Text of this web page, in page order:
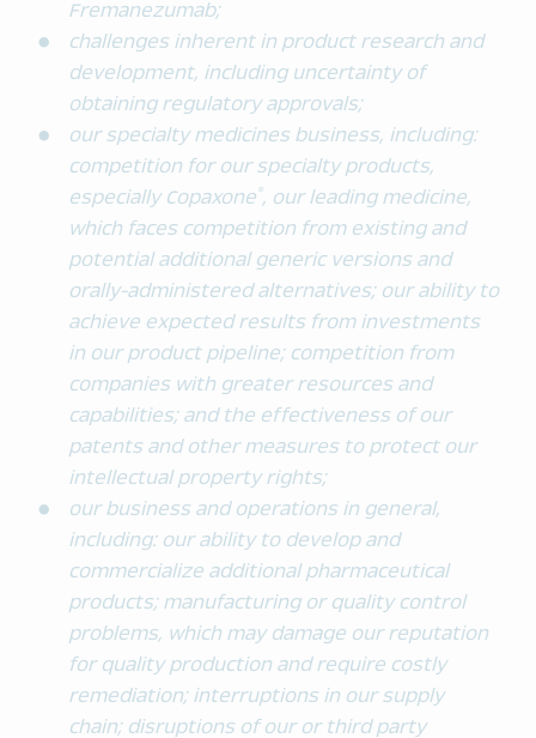
Fremanezumab;
challenges inherent in product research and
development, including uncertainty of
obtaining regulatory approvals;
our specialty medicines business, including:
competition for our specialty products,
especially Copaxone®, our leading medicine,
which faces competition from existing and
potential additional generic versions and
orally-administered alternatives; our ability to
achieve expected results from investments
in our product pipeline; competition from
companies with greater resources and
capabilities; and the effectiveness of our
patents and other measures to protect our
intellectual property rights;
our business and operations in general,
including: our ability to develop and
commercialize additional pharmaceutical
products; manufacturing or quality control
problems, which may damage our reputation
for quality production and require costly
remediation; interruptions in our supply
chain; disruptions of our or third party